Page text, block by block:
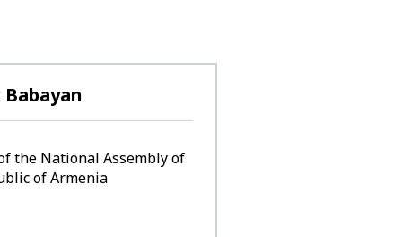
the National Assembly of
of Armenia